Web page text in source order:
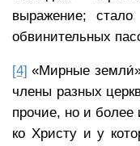
выражение;
обвинительных
[4] «Мирные
члены разных
прочие, но и
ко Христу и у